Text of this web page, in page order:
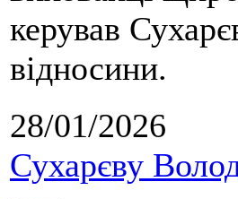
керував
відносини.
28/01/2026
Сухарєву